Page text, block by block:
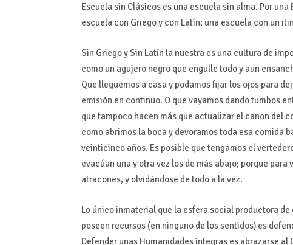
Escuela sin Clásicos es una escuela sin alma. Por
escuela con Griego y con Latín: una escuela con un
Sin Griego y Sin Latín la nuestra es una cultura de
como un agujero negro que engulle todo y aun
Que lleguemos a casa y podamos fijar los ojos para
emisión en continuo. O que vayamos dando tumbos
que tampoco hacen más que actualizar el canon del
como abrimos la boca y devoramos toda esa comida
veinticinco años. Es posible que tengamos el
evacúan una y otra vez los de más abajo; porque
atracones, y olvidándose de todo a la vez.
Lo único inmaterial que la esfera social productora
poseen recursos (en ninguno de los sentidos) es
Defender unas Humanidades íntegras es abrazarse